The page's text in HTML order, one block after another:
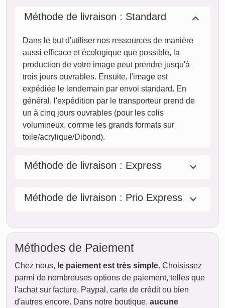
Méthode de livraison : Standard
Dans le but d'utiliser nos ressources de manière
aussi efficace et écologique que possible, la
production de votre image peut prendre jusqu'à
trois jours ouvrables. Ensuite, l'image est
expédiée le lendemain par envoi standard. En
général, l'expédition par le transporteur prend de
un à cinq jours ouvrables (pour les colis
volumineux, comme les grands formats sur
toile/acrylique/Dibond).
Méthode de livraison : Express
Méthode de livraison : Prio Express
Méthodes de Paiement
Chez nous, le paiement est très simple. Choisissez
parmi de nombreuses options de paiement, telles que
l'achat sur facture, Paypal, carte de crédit ou bien
d'autres encore. Dans notre boutique, aucune